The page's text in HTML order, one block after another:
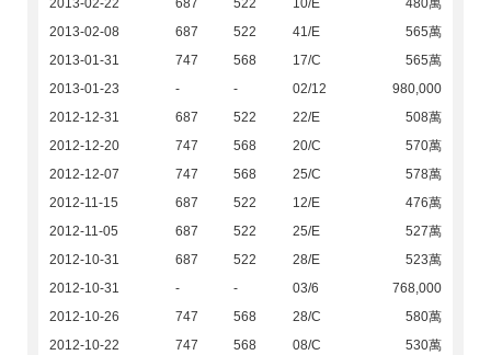
2013-02-22
687 522 10/E
480萬
2013-02-08
687 522 41/E
565萬
2013-01-31
747 568 17/C
565萬
2013-01-23
- - 02/12
980,000
2012-12-31
687 522 22/E
508萬
2012-12-20
747 568 20/C
570萬
2012-12-07
747 568 25/C
578萬
2012-11-15
687 522 12/E
476萬
2012-11-05
687 522 25/E
527萬
2012-10-31
687 522 28/E
523萬
2012-10-31
- - 03/6
768,000
2012-10-26
747 568 28/C
580萬
2012-10-22
747 568 08/C
530萬